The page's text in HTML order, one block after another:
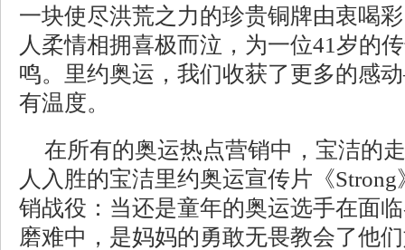
一块使尽洪荒之力的珍贵铜牌由衷喝
人柔情相拥喜极而泣，为一位41岁的
鸣。里约奥运，我们收获了更多的感
有温度。
在所有的奥运热点营销中，宝洁的
人入胜的宝洁里约奥运宣传片《
销战役：当还是童年的奥运选手在面
磨难中，是妈妈的勇敢无畏教会了他